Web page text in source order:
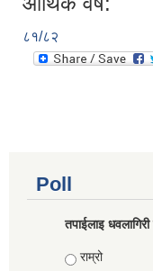
८१/८२
Poll
तपाईलाइ
Choices
राम्रो